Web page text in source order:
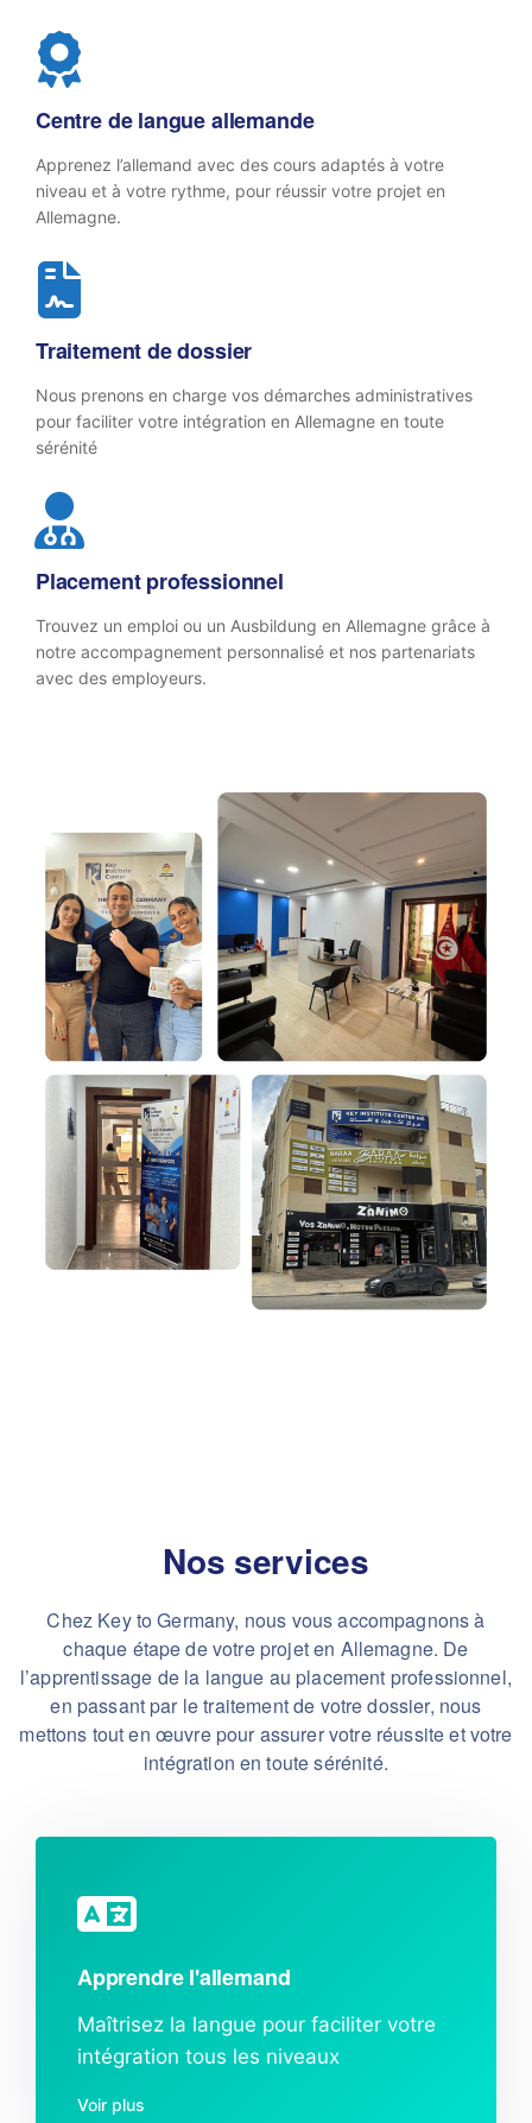
Centre de langue allemande
Apprenez l’allemand avec des cours adaptés à votre
niveau et à votre rythme, pour réussir votre projet en
Allemagne.
Traitement de dossier
Nous prenons en charge vos démarches administratives
pour faciliter votre intégration en Allemagne en toute
sérénité
Placement professionnel
Trouvez un emploi ou un Ausbildung en Allemagne grâce à
notre accompagnement personnalisé et nos partenariats
avec des employeurs.
Nos services
Chez Key to Germany, nous vous accompagnons à
chaque étape de votre projet en Allemagne. De
l’apprentissage de la langue au placement professionnel,
en passant par le traitement de votre dossier, nous
mettons tout en œuvre pour assurer votre réussite et votre
intégration en toute sérénité.
Apprendre l'allemand
Maîtrisez la langue pour faciliter votre
intégration tous les niveaux
Voir plus